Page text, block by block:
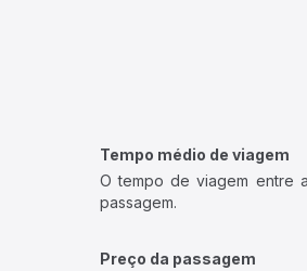
Tempo médio de viagem
O tempo de viagem entre
passagem.
Preço da passagem